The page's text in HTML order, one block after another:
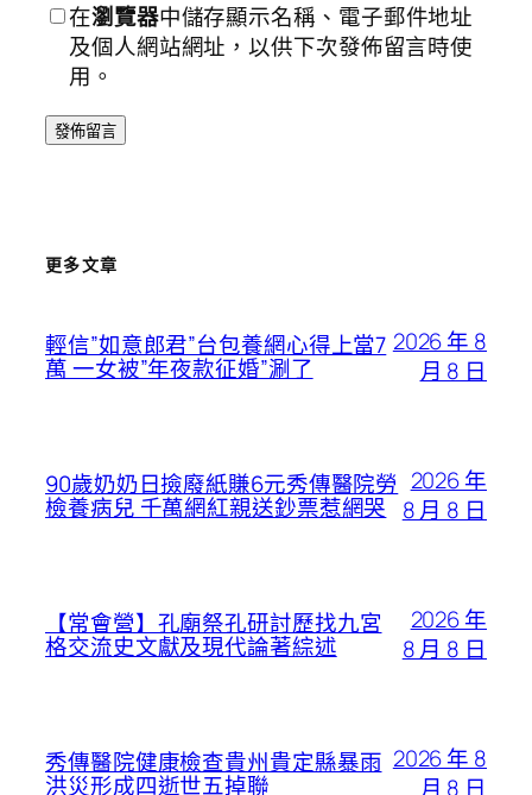
在瀏覽器中儲存顯示名稱、電子郵件地址
及個人網站網址，以供下次發佈留言時使
用。
更多文章
輕信”如意郎君”台包養網心得上當7
萬 一女被”年夜款征婚”涮了
2026 年 8
月 8 日
90歲奶奶日撿廢紙賺6元秀傳醫院勞
檢養病兒 千萬網紅親送鈔票惹網哭
2026 年
8 月 8 日
【常會營】孔廟祭孔研討歷找九宮
格交流史文獻及現代論著綜述
2026 年
8 月 8 日
秀傳醫院健康檢查貴州貴定縣暴雨
洪災形成四逝世五掉聯
2026 年 8
月 8 日